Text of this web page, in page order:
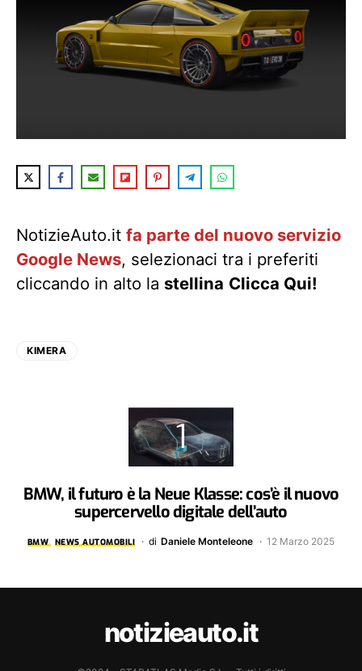
NotizieAuto.it fa parte del nuovo servizio
Google News, selezionaci tra i preferiti
cliccando in alto la stellina Clicca Qui!
KIMERA
BMW, il futuro è la Neue Klasse: cos’è il nuovo
supercervello digitale dell’auto
BMW NEWS AUTOMOBILI di Daniele Monteleone 12 Marzo 2025
notizieauto.it